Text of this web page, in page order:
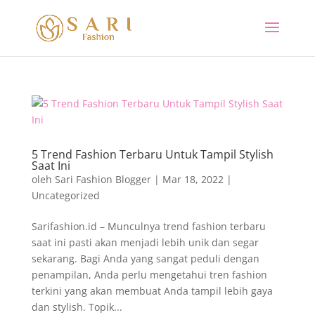
5 Trend Fashion Terbaru Untuk Tampil Stylish
Saat Ini
oleh Sari Fashion Blogger| Mar 18, 2022|
Uncategorized
Sarifashion.id – Munculnya trend fashion terbaru
saat ini pasti akan menjadi lebih unik dan segar
sekarang. Bagi Anda yang sangat peduli dengan
penampilan, Anda perlu mengetahui tren fashion
terkini yang akan membuat Anda tampil lebih gaya
dan stylish. Topik...